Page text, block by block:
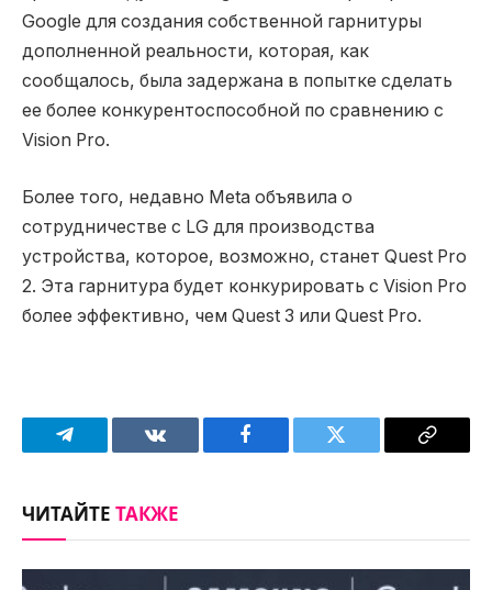
Google для создания собственной гарнитуры
дополненной реальности, которая, как
сообщалось, была задержана в попытке сделать
ее более конкурентоспособной по сравнению с
Vision Pro.
Более того, недавно Meta объявила о
сотрудничестве с LG для производства
устройства, которое, возможно, станет Quest Pro
2. Эта гарнитура будет конкурировать с Vision Pro
более эффективно, чем Quest 3 или Quest Pro.
Telegram VKontakteFacebook Twitter
Copy
ЧИТАЙТЕТАКЖЕ